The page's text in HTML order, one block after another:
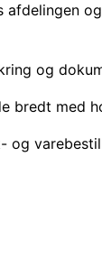
afdelingen
og
bredt med
og